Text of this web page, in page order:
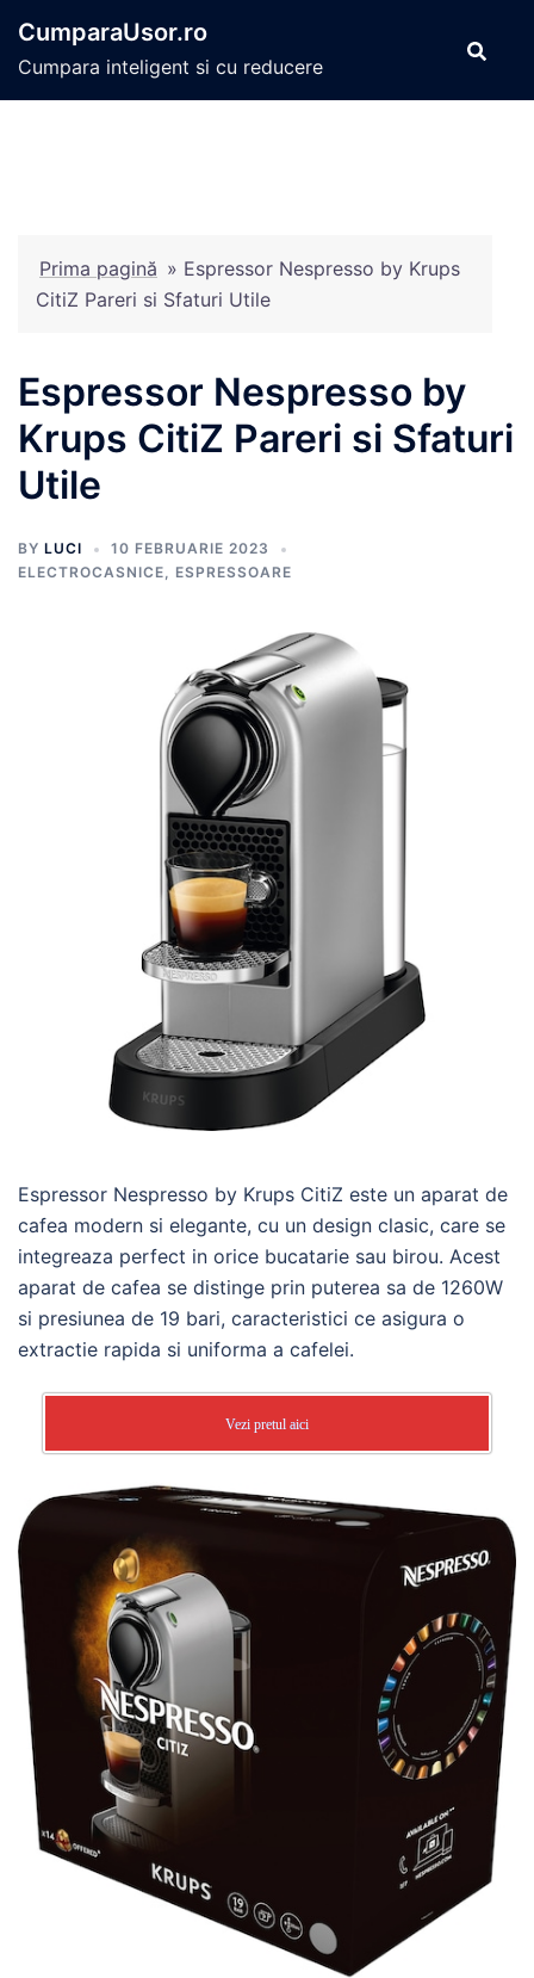
conținut
CumparaUsor.ro
Cumpara inteligent si cu reducere
Prima pagină » Espressor Nespresso by Krups
CitiZ Pareri si Sfaturi Utile
Espressor Nespresso by
Krups CitiZ Pareri si Sfaturi
Utile
BY LUCI
10 FEBRUARIE 2023
ELECTROCASNICE, ESPRESSOARE
Espressor Nespresso by Krups CitiZ este un aparat de
cafea modern si elegante, cu un design clasic, care se
integreaza perfect in orice bucatarie sau birou. Acest
aparat de cafea se distinge prin puterea sa de 1260W
si presiunea de 19 bari, caracteristici ce asigura o
extractie rapida si uniforma a cafelei.
Vezi pretul aici